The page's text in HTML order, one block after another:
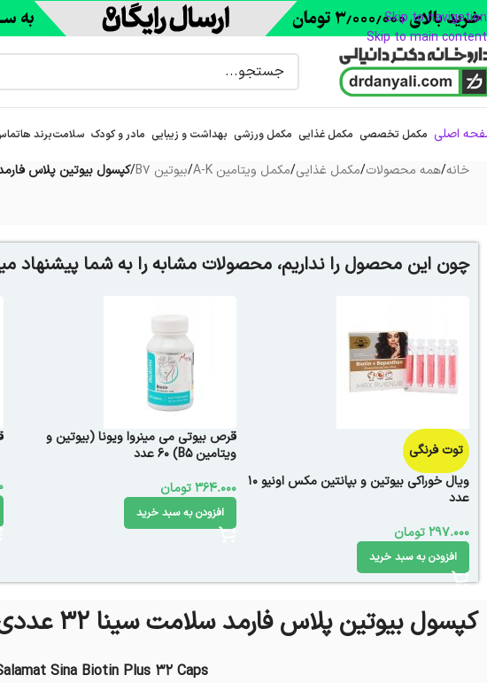
Skip to navigation
Skip to main content
اصلی مکمل تخصصی مکمل غذایی مکمل ورزشی بهداشت و زیبایی مادر و کودک سلامتبرند ها
خانه/همه محصولات/مکمل غذایی/مکمل ویتامین A-K /بیوتین B7 /کپسول بیوتین پلاس فارمد
چون این محصول را نداریم، محصولات مشابه را به شما پیشنهاد
توت فرنگی
ویال خوراکی بیوتین و بپانتین مکس اونیو 10
عدد
297.000تومان
افزودن به سبد خرید
قرص بیوتی می مینروا ویونا (بیوتین و
ویتامین B5) 60 عدد
364.000 تومان
افزودن به سبد خرید
کپسول بیوتین پلاس فارمد سلامت سینا 32 عددی
Sina Biotin Plus 32 Caps